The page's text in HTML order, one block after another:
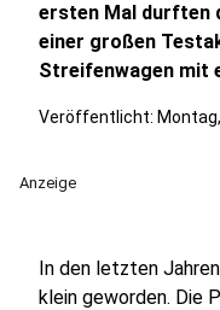
ersten Mal durften
einer großen
Streifenwagen mit
Veröffentlicht:
Anzeige
In den letzten
klein geworden. Die